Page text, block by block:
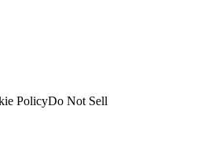
PolicyDo Not Sell